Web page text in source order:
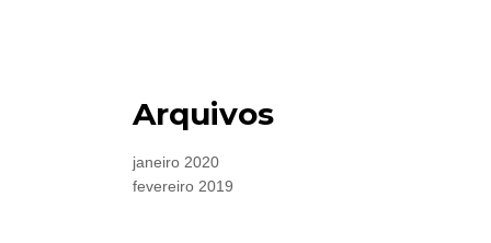
Arquivos
janeiro 2020
fevereiro 2019